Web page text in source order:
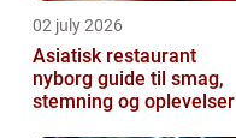
02 july 2026
Asiatisk restaurant
nyborg guide til smag,
stemning og oplevelser